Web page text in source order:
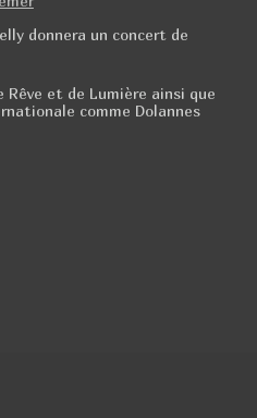
donnera un concert de
Rêve et de Lumière ainsi que
comme Dolannes